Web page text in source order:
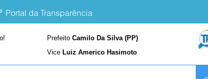
Portal da Transparência
Prefeito Camilo Da Silva (PP)
Vice Luiz Americo Hasimoto